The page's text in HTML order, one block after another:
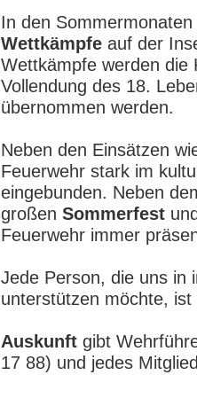
In den
Wettkämpfe auf der
Wettkämpfe werden die
Vollendung des 18.
übernommen werden.
Neben den Einsätzen
Feuerwehr stark im
eingebunden. Neben
großen Sommerfest
Feuerwehr immer
Jede Person, die uns in
unterstützen möchte,
Auskunft gibt
17 88) und jedes